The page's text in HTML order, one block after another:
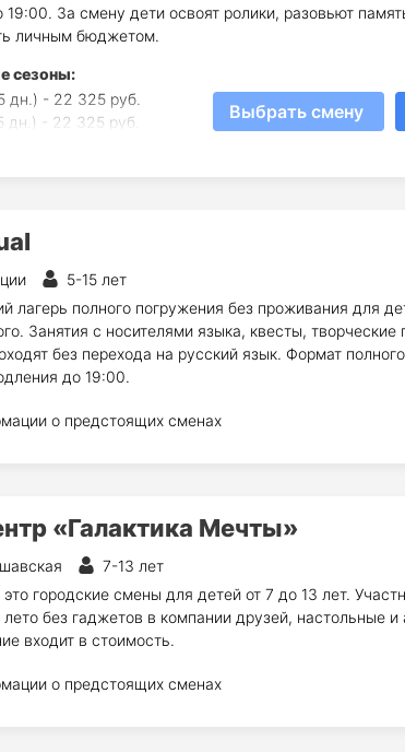
19:00. За смену дети освоят ролики, разовьют
личным бюджетом.
сезоны:
дн.) - 22 325 руб.
дн.) - 22 325 руб.
дн.) - 22 325 руб.
Выбрать смену
5-15 лет
лагерь полного погружения без проживания для
Занятия с носителями языка, квесты,
без перехода на русский язык. Формат
до 19:00.
о предстоящих сменах
«Галактика Мечты»
7-13 лет
городские смены для детей от 7 до 13 лет.
лето без гаджетов в компании друзей, настольные и
входит в стоимость.
о предстоящих сменах